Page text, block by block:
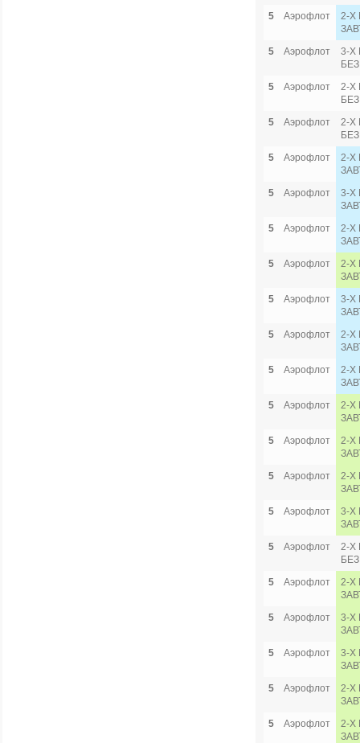
5
Аэрофлот
2-Х
5
Аэрофлот
3-Х
5
Аэрофлот
2-Х
5
Аэрофлот
2-Х
5
Аэрофлот
2-Х
5
Аэрофлот
3-Х
5
Аэрофлот
2-Х
5
Аэрофлот
2-Х
5
Аэрофлот
3-Х
5
Аэрофлот
2-Х
5
Аэрофлот
2-Х
5
Аэрофлот
2-Х
5
Аэрофлот
2-Х
5
Аэрофлот
2-Х
5
Аэрофлот
3-Х
5
Аэрофлот
2-Х
5
Аэрофлот
2-Х
5
Аэрофлот
3-Х
5
Аэрофлот
3-Х
5
Аэрофлот
2-Х
5
Аэрофлот
2-Х